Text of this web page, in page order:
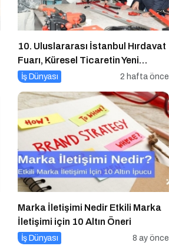
10. Uluslararası İstanbul Hırdavat
Fuarı, Küresel Ticaretin Yeni
Merkezi Olmaya Hazırlanıyor
İş Dünyası 2 hafta önce
Marka İletişimi Nedir Etkili Marka
İletişimi için 10 Altın Öneri
İş Dünyası 8 ay önce